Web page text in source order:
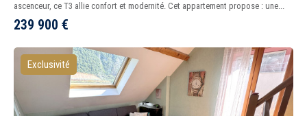
ascenceur, ce T3 allie confort et modernité. Cet appartement propose : une...
239 900 €
Exclusivité